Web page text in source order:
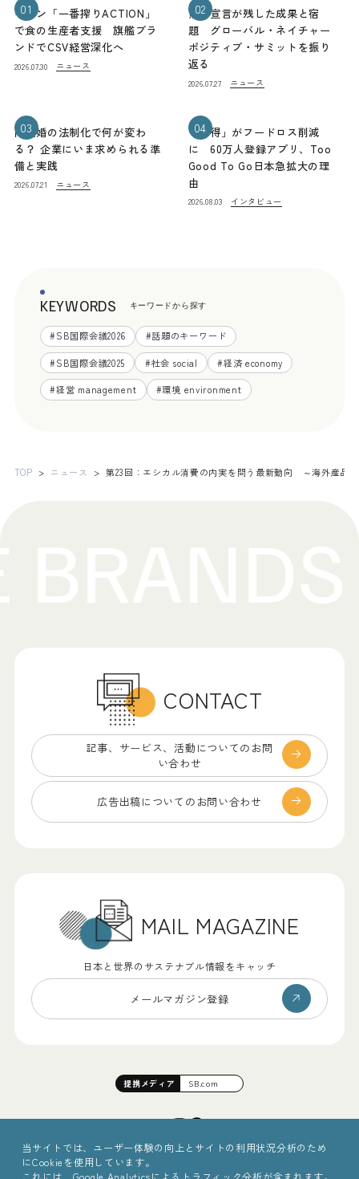
01
キリン「一番搾りACTION」
で食の生産者支援 旗艦ブラ
ンドでCSV経営深化へ
2026.07.30 ニュース
02
熊本宣言が残した成果と宿
題 グローバル・ネイチャー
ポジティブ・サミットを振り
返る
2026.07.27 ニュース
03
同性婚の法制化で何が変わ
る？ 企業にいま求められる準
備と実践
2026.07.21 ニュース
04
「お得」がフードロス削減
に 60万人登録アプリ、Too
Good To Go日本急拡大の理
由
2026.08.03 インタビュー
KEYWORDS キーワードから探す
#SB国際会議2026 #話題のキーワード
#SB国際会議2025 #社会 social #経済 economy
#経営 management #環境 environment
TOP ニュース 第23回：エシカル消費の内実を問う最新動向 ～海外産品
CONTACT
記事、サービス、 活動についてのお問
い合わせ
広告出稿についての お問い合わせ
MAIL MAGAZINE
日本と世界のサステナブル情報をキャッチ
メールマガジン登録
提携メディア SB.com
当サイトでは、ユーザー体験の向上とサイトの利用状況分析のため
にCookieを使用しています。
これには、Google Analyticsによるトラフィック分析が含まれます。